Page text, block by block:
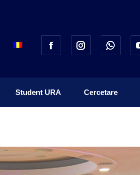
Student URA Cercetare